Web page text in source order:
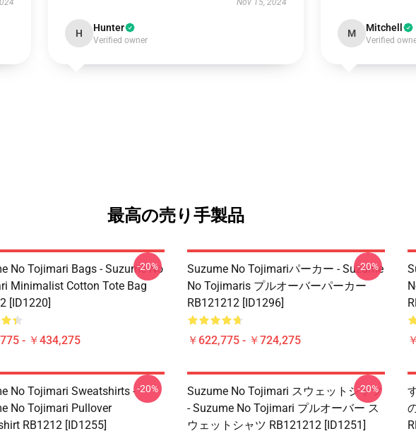
Nov 15, 2024
H Hunter
Verified owner
M Mitchell
Verified
最高の売り手製品
No Tojimari Bags - Suzume No
Minimalist Cotton Tote Bag
[ID1220]
- ￥434,275
-20%
Suzume No Tojimariパーカー - Suzume
No Tojimaris プルオーバーパーカー
RB121212 [ID1296]
￥622,775 - ￥724,275
-20%
No Tojimari Sweatshirts -
No Tojimari Pullover
RB1212 [ID1255]
-20%
Suzume No Tojimari スウェットシャツ
- Suzume No Tojimari プルオーバー ス
ウェットシャツ RB121212 [ID1251]
-20%